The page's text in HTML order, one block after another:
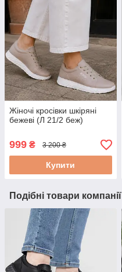
Жіночі кросівки шкіряні
бежеві (Л 21/2 беж)
999 ₴ 3 200 ₴
Купити
Подібні товари компанії